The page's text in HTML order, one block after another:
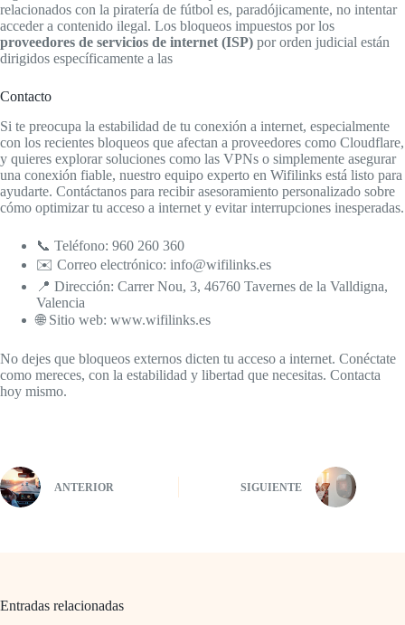
relacionados con la piratería de fútbol es, paradójicamente, no intentar
acceder a contenido ilegal. Los bloqueos impuestos por los
proveedores de servicios de internet (ISP) por orden judicial están
dirigidos específicamente a las
Contacto
Si te preocupa la estabilidad de tu conexión a internet, especialmente
con los recientes bloqueos que afectan a proveedores como Cloudflare,
y quieres explorar soluciones como las VPNs o simplemente asegurar
una conexión fiable, nuestro equipo experto en Wifilinks está listo para
ayudarte. Contáctanos para recibir asesoramiento personalizado sobre
cómo optimizar tu acceso a internet y evitar interrupciones inesperadas.
📞 Teléfono: 960 260 360
✉️ Correo electrónico: info@wifilinks.es
📍 Dirección: Carrer Nou, 3, 46760 Tavernes de la Valldigna,
Valencia
🌐 Sitio web: www.wifilinks.es
No dejes que bloqueos externos dicten tu acceso a internet. Conéctate
como mereces, con la estabilidad y libertad que necesitas. Contacta
hoy mismo.
ANTERIOR SIGUIENTE
Entradas relacionadas